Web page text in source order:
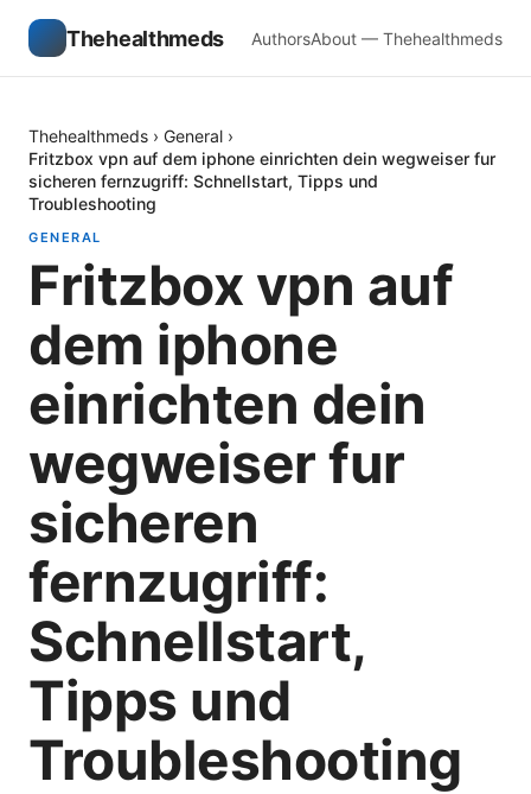
Thehealthmeds AuthorsAbout — Thehealthmeds
Thehealthmeds › General ›
Fritzbox vpn auf dem iphone einrichten dein wegweiser fur
sicheren fernzugriff: Schnellstart, Tipps und
Troubleshooting
GENERAL
Fritzbox vpn auf
dem iphone
einrichten dein
wegweiser fur
sicheren
fernzugriff:
Schnellstart,
Tipps und
Troubleshooting